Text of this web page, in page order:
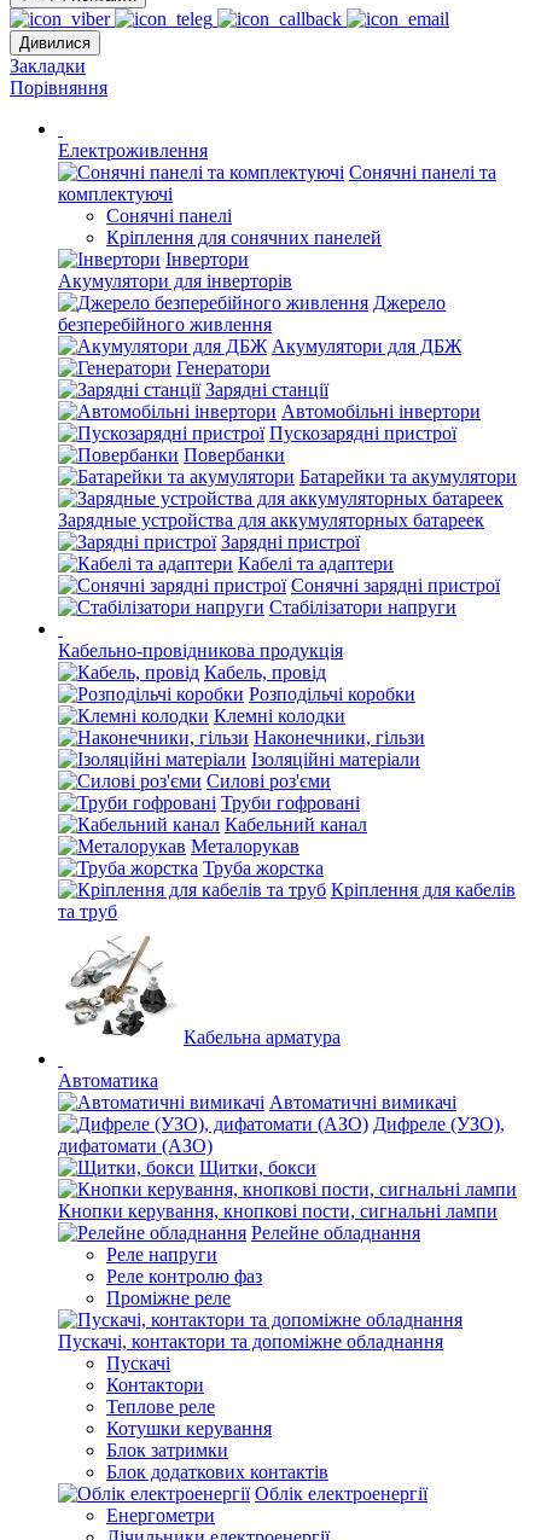
Дивилися
Закладки
Порівняння
Електроживлення
Сонячні панелі та
комплектуючі
Сонячні панелі
Кріплення для сонячних панелей
Інвертори
Акумулятори для інверторів
Джерело
безперебійного живлення
Акумулятори для ДБЖ
Генератори
Зарядні станції
Автомобільні інвертори
Пускозарядні пристрої
Повербанки
Батарейки та акумулятори
Зарядные устройства для аккумуляторных батареек
Зарядні пристрої
Кабелі та адаптери
Сонячні зарядні пристрої
Стабілізатори напруги
Кабельно-провідникова продукція
Кабель, провід
Розподільчі коробки
Клемні колодки
Наконечники, гільзи
Ізоляційні матеріали
Силові роз'єми
Труби гофровані
Кабельний канал
Металорукав
Труба жорстка
Кріплення для кабелів
та труб
Кабельна арматура
Автоматика
Автоматичні вимикачі
Дифреле (УЗО),
дифатомати (АЗО)
Щитки, бокси
Кнопки керування, кнопкові пости, сигнальні лампи
Релейне обладнання
Реле напруги
Реле контролю фаз
Проміжне реле
Пускачі, контактори та допоміжне обладнання
Пускачі
Контактори
Теплове реле
Котушки керування
Блок затримки
Блок додаткових контактів
Облік електроенергії
Енергометри